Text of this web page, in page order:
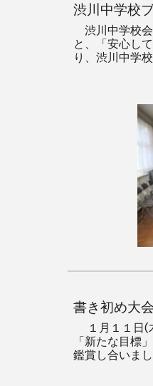
渋川中学校
渋川中学校
と、「安心し
り、渋川中学
書き初め大会
１月１１日(
「新たな目標
鑑賞し合いま